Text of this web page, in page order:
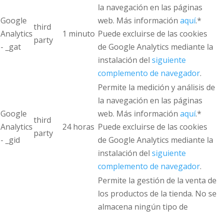
Google
Analytics
- _gat
third
party
1 minuto
la navegación en las páginas
web. Más información aquí.*
Puede excluirse de las cookies
de Google Analytics mediante la
instalación del siguiente
complemento de navegador.
Google
Analytics
- _gid
third
party
24 horas
Permite la medición y análisis de
la navegación en las páginas
web. Más información aquí.*
Puede excluirse de las cookies
de Google Analytics mediante la
instalación del siguiente
complemento de navegador.
Permite la gestión de la venta de
los productos de la tienda. No se
almacena ningún tipo de